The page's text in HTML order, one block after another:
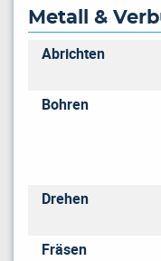
Metall &
Abrichten
Bohren
Drehen
Fräsen